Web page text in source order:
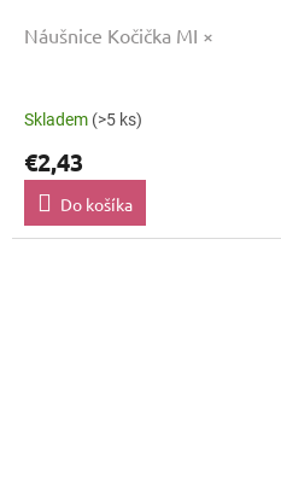
Náušnice Kočička MI ×
Skladem (>5 ks)
€2,43
Do košíka